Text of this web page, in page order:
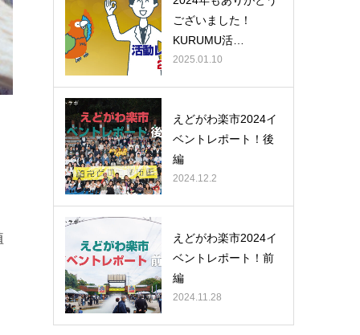
ございました！
KURUMU活…
2025.01.10
えどがわ楽市2024イ
ベントレポート！後
編
2024.12.2
えどがわ楽市2024イ
ベントレポート！前
編
2024.11.28